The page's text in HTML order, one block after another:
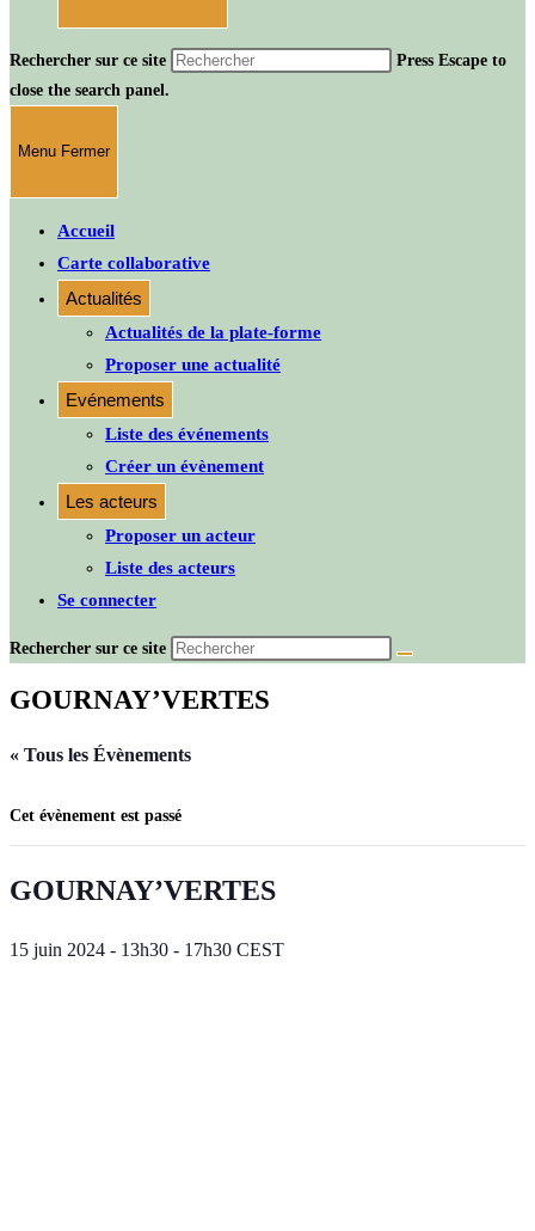
Rechercher sur ce site
Press Escape to
close the search panel.
Menu Fermer
Accueil
Carte collaborative
Actualités
Actualités de la plate-forme
Proposer une actualité
Evénements
Liste des événements
Créer un évènement
Les acteurs
Proposer un acteur
Liste des acteurs
Se connecter
Rechercher sur ce site
GOURNAY’VERTES
« Tous les Évènements
Cet évènement est passé
GOURNAY’VERTES
15 juin 2024 - 13h30 - 17h30 CEST